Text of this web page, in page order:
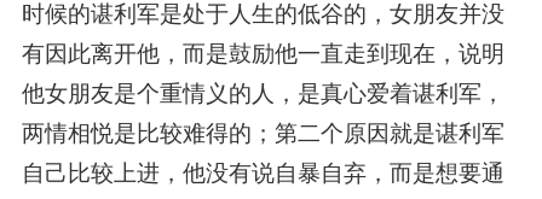
时候的谌利军是处于人生的低谷的，女朋友并没
有因此离开他，而是鼓励他一直走到现在，说明
他女朋友是个重情义的人，是真心爱着谌利军，
两情相悦是比较难得的；第二个原因就是谌利军
自己比较上进，他没有说自暴自弃，而是想要通